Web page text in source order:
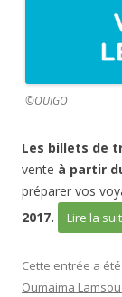
©OUIGO
Les billets de
vente à partir
préparer vos
2017.
Lire la
Cette entrée a
Oumaima